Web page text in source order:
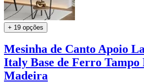
+ 19 opções
Mesinha de Canto Apoio
Italy Base de Ferro Tampo
Madeira